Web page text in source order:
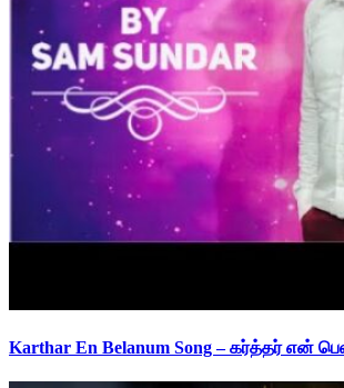
Karthar En Belanum Song – கர்த்தர் என்